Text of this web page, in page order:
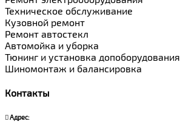
Техническое обслуживание
Кузовной ремонт
Ремонт автостекл
Автомойка и уборка
Тюнинг и установка допоборудования
Шиномонтаж и балансировка
Контакты
Адрес: